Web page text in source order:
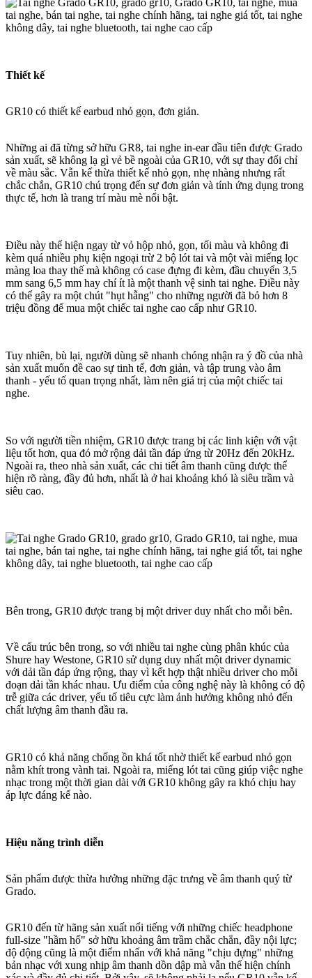
Thiết kế
GR10 có thiết kế earbud nhỏ gọn, đơn giản.
Những ai đã từng sở hữu GR8, tai nghe in-ear đầu tiên được Grado
sản xuất, sẽ không lạ gì vẻ bề ngoài của GR10, với sự thay đổi chỉ
về màu sắc. Vẫn kế thừa thiết kế nhỏ gọn, nhẹ nhàng nhưng rất
chắc chắn, GR10 chú trọng đến sự đơn giản và tính ứng dụng trong
thực tế, hơn là trang trí màu mè nổi bật.
Điều này thể hiện ngay từ vỏ hộp nhỏ, gọn, tối màu và không đi
kèm quá nhiều phụ kiện ngoại trừ 2 bộ lót tai và một vài miếng lọc
màng loa thay thế mà không có case đựng đi kèm, đầu chuyển 3,5
mm sang 6,5 mm hay chí ít là một thanh vệ sinh tai nghe. Điều này
có thể gây ra một chút "hụt hẫng" cho những người đã bỏ hơn 8
triệu đồng để mua một chiếc tai nghe cao cấp như GR10.
Tuy nhiên, bù lại, người dùng sẽ nhanh chóng nhận ra ý đồ của nhà
sản xuất muốn đề cao sự tinh tế, đơn giản, và tập trung vào âm
thanh - yếu tố quan trọng nhất, làm nên giá trị của một chiếc tai
nghe.
So với người tiền nhiệm, GR10 được trang bị các linh kiện với vật
liệu tốt hơn, qua đó mở rộng dải tần đáp ứng từ 20Hz đến 20kHz.
Ngoài ra, theo nhà sản xuất, các chi tiết âm thanh cũng được thể
hiện rõ ràng, đầy đủ hơn, nhất là ở hai khoảng khó là siêu trầm và
siêu cao.
Bên trong, GR10 được trang bị một driver duy nhất cho mỗi bên.
Về cấu trúc bên trong, so với nhiều tai nghe cùng phân khúc của
Shure hay Westone, GR10 sử dụng duy nhất một driver dynamic
với dải tần đáp ứng rộng, thay vì kết hợp thật nhiều driver cho mỗi
đoạn dải tần khác nhau. Ưu điểm của công nghệ này là không có độ
trễ giữa các driver, yếu tố tiêu cực làm ảnh hưởng không nhỏ đến
chất lượng âm thanh đầu ra.
GR10 có khả năng chống ồn khá tốt nhờ thiết kế earbud nhỏ gọn
nằm khít trong vành tai. Ngoài ra, miếng lót tai cũng giúp việc nghe
nhạc trong một thời gian dài với GR10 không gây ra khó chịu hay
áp lực đáng kể nào.
Hiệu năng trình diễn
Sản phẩm được thừa hưởng những đặc trưng về âm thanh quý từ
Grado.
GR10 đến từ hãng sản xuất nổi tiếng với những chiếc headphone
full-size "hầm hố" sở hữu khoảng âm trầm chắc chắn, đầy nội lực;
độ động cũng là một điểm nhấn với khả năng "chịu đựng" những
bản nhạc với xung nhịp âm thanh dồn dập mà vẫn thể hiện chính